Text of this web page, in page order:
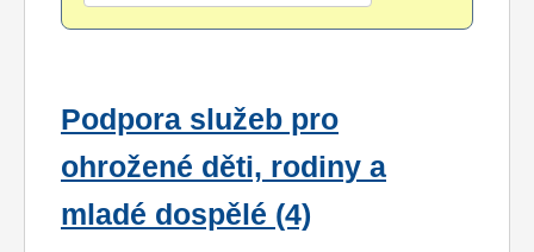
Podpora služeb pro
ohrožené děti, rodiny a
mladé dospělé (4)